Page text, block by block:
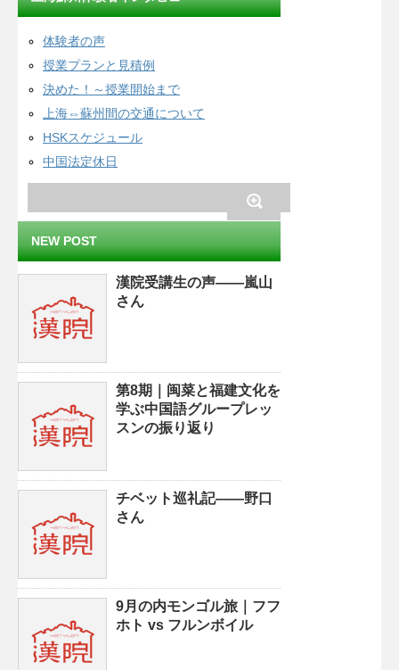
体験者の声
授業プランと見積例
決めた！～授業開始まで
上海⇔蘇州間の交通について
HSKスケジュール
中国法定休日
NEW POST
漢院受講生の声——嵐山
さん
第8期｜闽菜と福建文化を
学ぶ中国語グループレッ
スンの振り返り
チベット巡礼記——野口
さん
9月の内モンゴル旅｜フフ
ホト vs フルンボイル